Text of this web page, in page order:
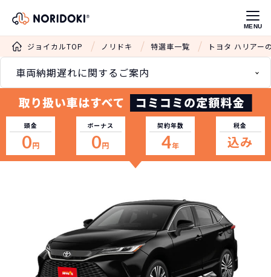
MENU
ジョイカルTOP ノリドキ 特選車一覧 トヨタ ハリアー
車両納期遅れに関するご案内
頭金
0円
ボーナス
0円
契約年数
4年
税金
込み